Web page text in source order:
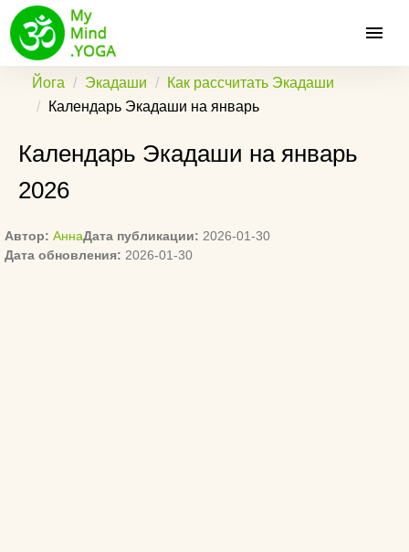
Йога Экадаши
Как рассчитать Экадаши
Календарь Экадаши на январь
Календарь Экадаши на январь
2026
Автор: АннаДата публикации: 2026-01-30
Дата обновления: 2026-01-30